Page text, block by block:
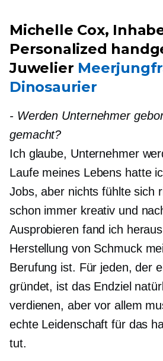
Michelle Cox,
Personalized
Juwelier
Dinosaurier
-Werden Unternehmer
gemacht?
Ich glaube, Unternehmer
Laufe meines Lebens hatte
Jobs, aber nichts fühlte sich
schon immer kreativ und
Ausprobieren fand ich
Herstellung von Schmuck
Berufung ist. Für jeden, der
gründet, ist das Endziel
verdienen, aber vor allem
echte Leidenschaft für das
tut.